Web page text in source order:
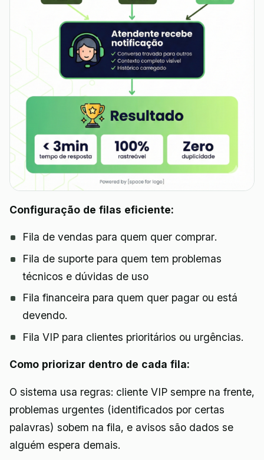
Configuração de filas eficiente:
Fila de vendas para quem quer comprar.
Fila de suporte para quem tem problemas
técnicos e dúvidas de uso
Fila financeira para quem quer pagar ou está
devendo.
Fila VIP para clientes prioritários ou urgências.
Como priorizar dentro de cada fila:
O sistema usa regras: cliente VIP sempre na frente,
problemas urgentes (identificados por certas
palavras) sobem na fila, e avisos são dados se
alguém espera demais.